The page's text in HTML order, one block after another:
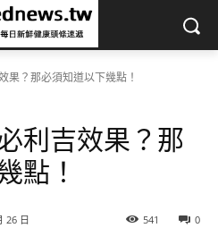
果？那必須知道以下幾點！
利吉效果？那
點！
26 日 0
541